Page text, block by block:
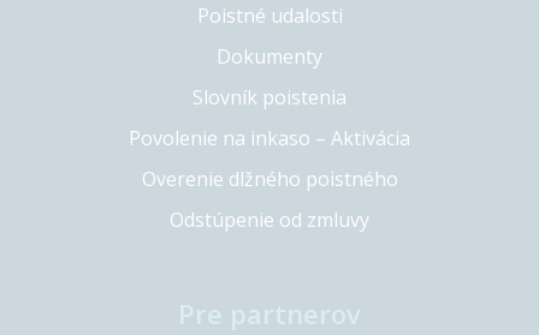
Poistné udalosti
Dokumenty
Slovník poistenia
Povolenie na inkaso – Aktivácia
Overenie dlžného poistného
Odstúpenie od zmluvy